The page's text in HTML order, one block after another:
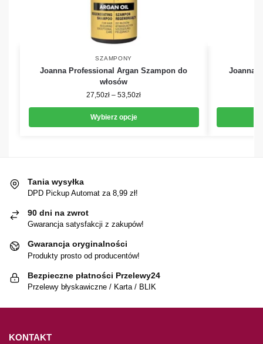
SZAMPONY
Joanna Professional Argan Szampon do
włosów
27,50zł – 53,50zł
Wybierz opcje
Joanna
Tania wysyłka
DPD Pickup Automat za 8,99 zł!
90 dni na zwrot
Gwarancja satysfakcji z zakupów!
Gwarancja oryginalności
Produkty prosto od producentów!
Bezpieczne płatności Przelewy24
Przelewy błyskawiczne / Karta / BLIK
KONTAKT